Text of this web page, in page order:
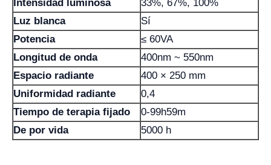
Intensidad luminosa
33%, 67%, 100%
Luz blanca
Sí
Potencia
≤ 60VA
Longitud de onda
400nm ~ 550nm
Espacio radiante
400 × 250 mm
Uniformidad radiante
0,4
Tiempo de terapia fijado
0-99h59m
De por vida
5000 h